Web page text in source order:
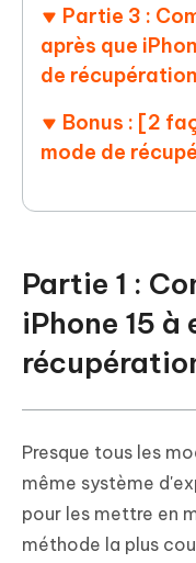
Partie 3 :
après que
de récupération
Bonus : [2
mode de
Partie 1 :
iPhone 15 à
Presque tous les
même système
pour les mettre en
méthode la plus